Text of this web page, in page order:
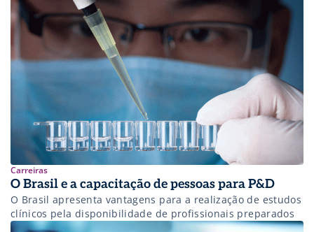
Carreiras
O Brasil e a capacitação de pessoas para P&D
O Brasil apresenta vantagens para a realização de estudos
clínicos pela disponibilidade de profissionais preparados